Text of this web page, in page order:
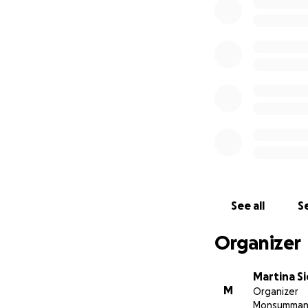
Non mi sembra
sono io: Giovanni
See all
Organizer
M
Martina
Organizer